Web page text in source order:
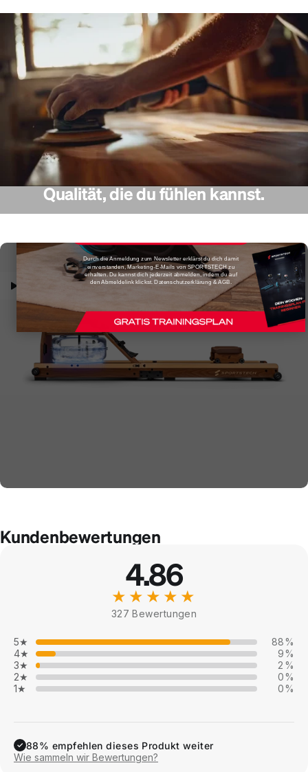
Qualität, die du fühlen kannst.
Kundenbewertungen
4.86
★★★★★
327 Bewertungen
5★
88%
4★
9%
3★
2%
2★
0%
1★
0%
✓ 88% empfehlen dieses Produkt weiter
Wie sammeln wir Bewertungen?
WILLKOMMEN BEI
SPORTSTECH
Lust auf 5% Rabatt
Hol dir die neuesten Infos zu Produkten, Updates
und exklusiven Angeboten direkt in dein Postfach!
Die passenden Workouts erwarten dich in unserem
Trainingsplan als Download.
Durch die Anmeldung zum Newsletter erklärst du dich damit
einverstanden, Marketing-E-Mails von SPORTSTECH zu
erhalten. Du kannst dich jederzeit abmelden, indem du auf
den Abmeldelink klickst. Datenschutzerklärung & AGB.